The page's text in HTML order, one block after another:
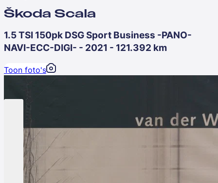
Škoda Scala
1.5 TSI 150pk DSG Sport Business -PANO-
NAVI-ECC-DIGI- - 2021 - 121.392 km
Toon foto's